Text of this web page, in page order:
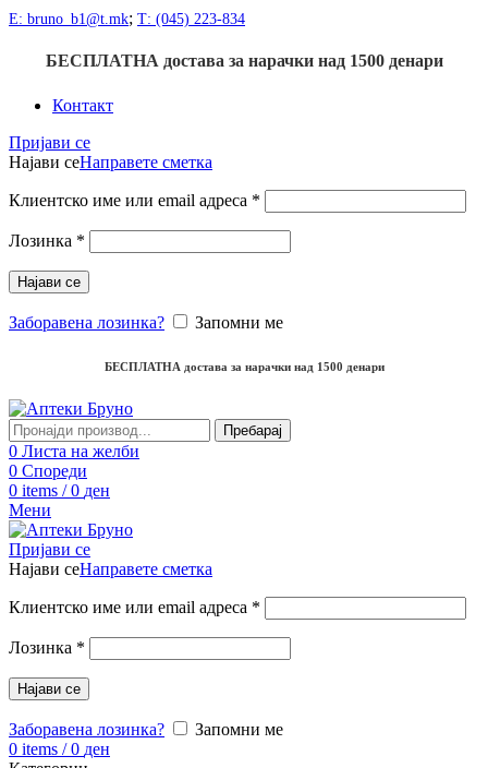
Е: bruno_b1@t.mk; Т: (045) 223-834
БЕСПЛАТНА достава за нарачки над 1500денари
Контакт
Пријави се
Најави сеНаправете сметка
Клиентско име или email адреса *
Лозинка *
Најави се
Заборавена лозинка? Запомни ме
БЕСПЛАТНА достава за нарачки над 1500 денари
Пребарај
0 Листа на желби
0 Спореди
0 items / 0 ден
Мени
Пријави се
Најави сеНаправете сметка
Клиентско име или email адреса *
Лозинка *
Најави се
Заборавена лозинка?
Запомни ме
0 items / 0 ден